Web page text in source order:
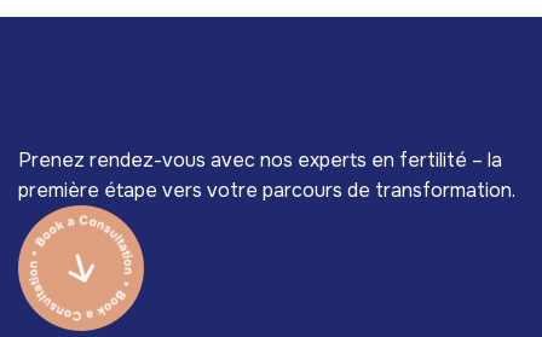
Prenez rendez-vous avec nos experts en fertilité – la
première étape vers votre parcours de transformation.